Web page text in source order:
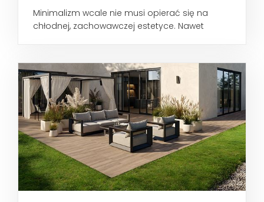
Minimalizm wcale nie musi opierać się na
chłodnej, zachowawczej estetyce. Nawet